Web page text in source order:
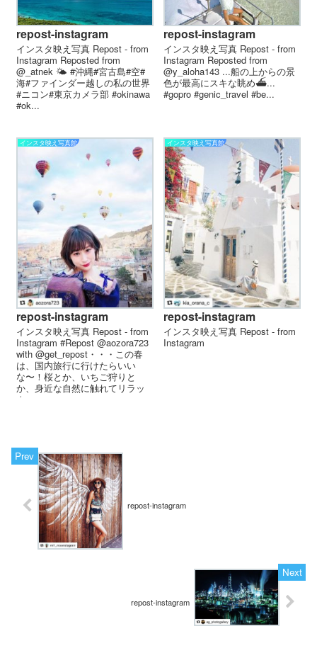
repost-instagram
インスタ映え写真 Repost - from
Instagram Reposted from
@_atnek 🌤 #沖縄#宮古島#空#
海#ファインダー越しの私の世界
#ニコン#東京カメラ部 #okinawa
#ok...
repost-instagram
インスタ映え写真 Repost - from
Instagram Reposted from
@y_aloha143 ...船の上からの景
色が最高にスキな眺め⛴...
#gopro #genic_travel #be...
インスタ映え写真館
repost-instagram
インスタ映え写真 Repost - from
Instagram #Repost @aozora723
with @get_repost・・・この春
は、国内旅行に行けたらいい
な〜！桜とか、いちご狩りと
か、身近な自然に触れてリラッ
ク...
インスタ映え写真館
repost-instagram
インスタ映え写真 Repost - from
Instagram
repost-instagram
repost-instagram